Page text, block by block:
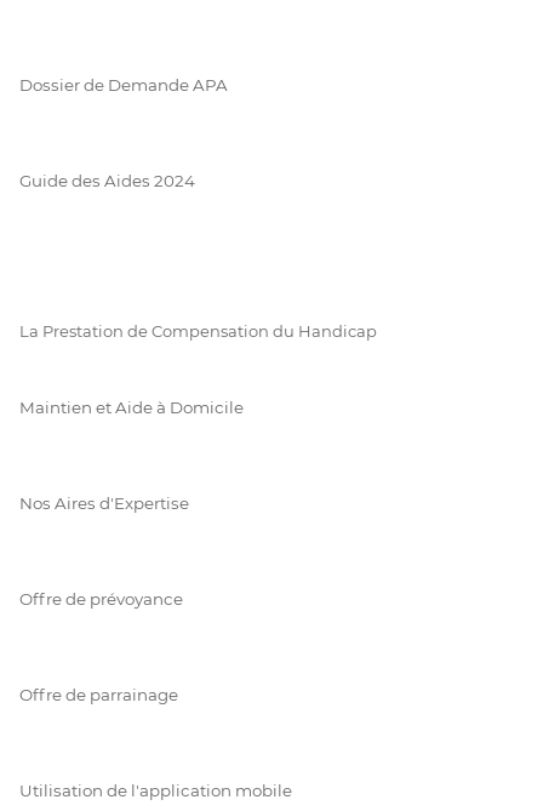
Dossier de Demande APA
Guide des Aides 2024
La Prestation de Compensation du Handicap
Maintien et Aide à Domicile
Nos Aires d'Expertise
Offre de prévoyance
Offre de parrainage
Utilisation de l'application mobile